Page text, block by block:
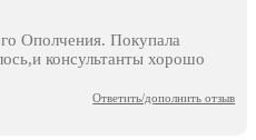
Ополчения. Покупала
консультанты хорошо
Ответить/дополнить отзыв